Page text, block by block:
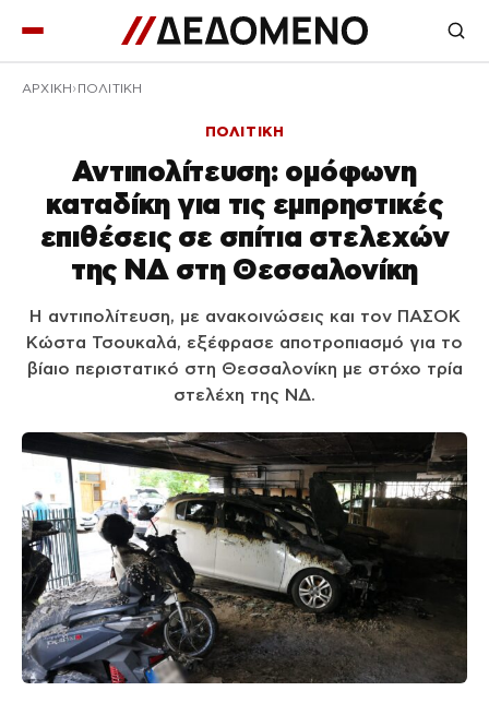
ΑΡΧΙΚΉ ΠΟΛΙΤΙΚΗ
ΠΟΛΙΤΙΚΗ
Αντιπολίτευση: ομόφωνη
καταδίκη για τις εμπρηστικές
επιθέσεις σε σπίτια στελεχών
της ΝΔ στη Θεσσαλονίκη
Η αντιπολίτευση, με ανακοινώσεις και τον ΠΑΣΟΚ
Κώστα Τσουκαλά, εξέφρασε αποτροπιασμό για το
βίαιο περιστατικό στη Θεσσαλονίκη με στόχο τρία
στελέχη της ΝΔ.